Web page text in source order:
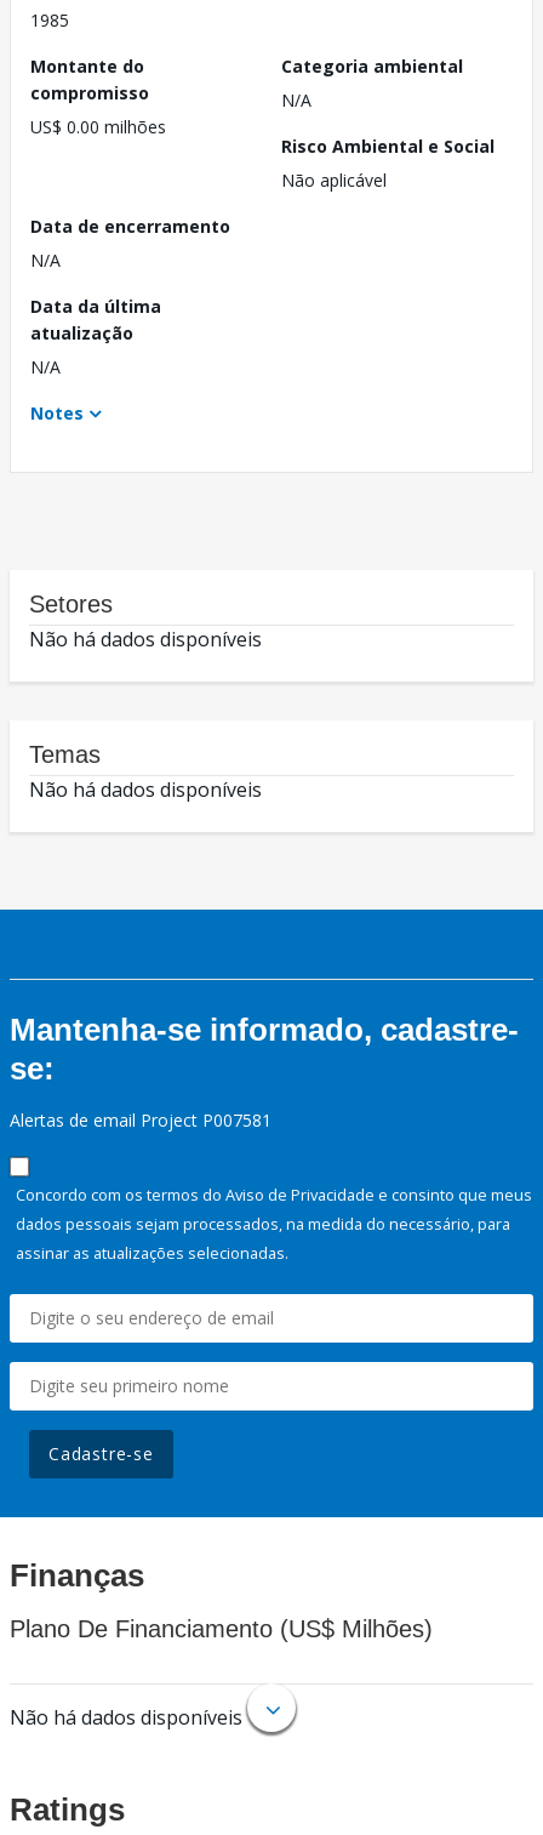
1985
Montante do
compromisso
US$ 0.00 milhões
Categoria ambiental
N/A
Risco Ambiental e Social
Não aplicável
Data de encerramento
N/A
Data da última
atualização
N/A
Notes
Setores
Não há dados disponíveis
Temas
Não há dados disponíveis
Mantenha-se informado, cadastre-
se:
Alertas de email Project P007581
Concordo com os termos do Aviso de Privacidade e consinto que meus
dados pessoais sejam processados, na medida do necessário, para
assinar as atualizações selecionadas.
Cadastre-se
Finanças
Plano De Financiamento (US$ Milhões)
Não há dados disponíveis
Ratings